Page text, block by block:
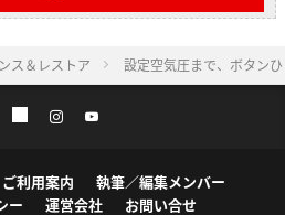
ス＆レストア 設定空気圧まで、ボタン
ご利用案内
執筆／編集メンバー
ー
運営会社 お問い合せ